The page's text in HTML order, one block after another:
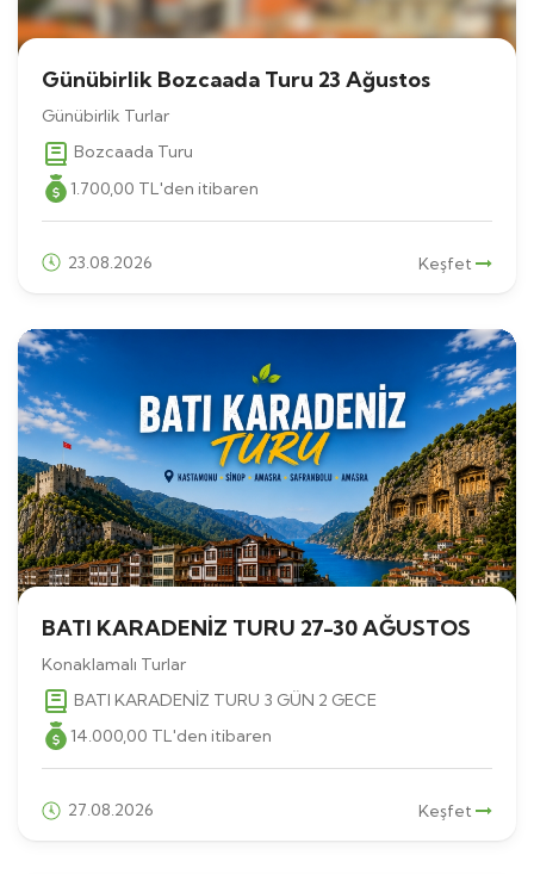
Günübirlik Bozcaada Turu 23 Ağustos
Günübirlik Turlar
Bozcaada Turu
1.700 ,00 TL 'den itibaren
23.08.2026 Keşfet
BATI KARADENİZ TURU 27-30 AĞUSTOS
Konaklamalı Turlar
BATI KARADENİZ TURU 3 GÜN 2 GECE
14.000,00 TL'den itibaren
27.08.2026 Keşfet